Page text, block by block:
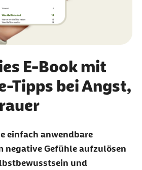
E-Book mit
Tipps bei Angst,
einfach anwendbare
negative Gefühle aufzulösen
und